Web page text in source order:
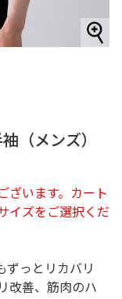
（メンズ）
ざいます。カート
イズをご選択くだ
ずっとリカバリ
改善、筋肉のハ